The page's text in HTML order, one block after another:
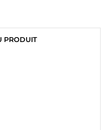
PRODUIT